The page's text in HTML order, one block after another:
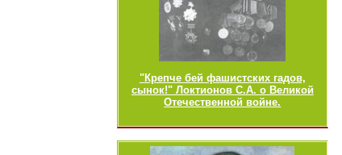
"Крепче бей фашистских гадов,
сынок!" Локтионов С.А. о Великой
Отечественной войне.